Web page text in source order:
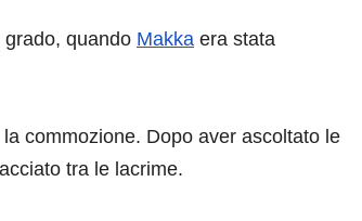
quando Makka era stata
commozione. Dopo aver ascoltato le
tra le lacrime.